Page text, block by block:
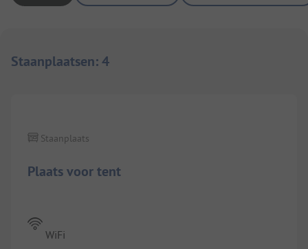
Staanplaatsen:4
Plaats voor tent
Staanplaats
WiFi